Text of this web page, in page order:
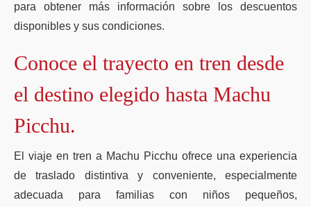
para obtener más información sobre los descuentos
disponibles y sus condiciones.
Conoce el trayecto en tren desde
el destino elegido hasta Machu
Picchu.
El viaje en tren a Machu Picchu ofrece una experiencia
de traslado distintiva y conveniente, especialmente
adecuada para familias con niños pequeños,